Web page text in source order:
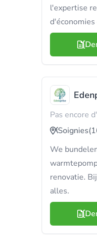
l'expertise
Pas encore
Soignies
We
renovatie.
alles.